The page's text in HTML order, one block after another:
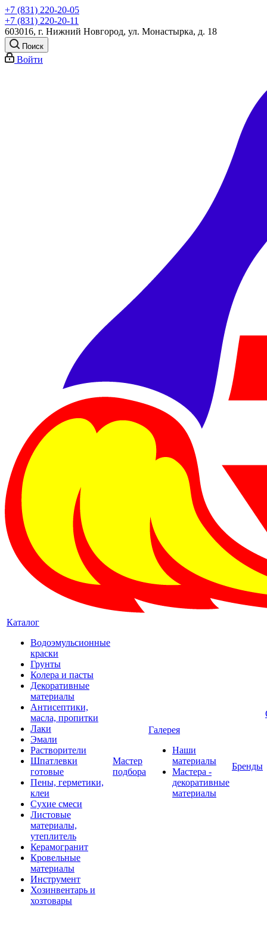
+7 (831) 220-20-05
+7 (831) 220-20-11
603016, г. Нижний Новгород, ул. Монастырка, д. 18
Поиск
Войти
Каталог
Водоэмульсионные
краски
Грунты
Колера и пасты
Декоративные
материалы
Антисептики,
масла, пропитки
Лаки
Эмали
Растворители
Шпатлевки
готовые
Пены, герметики,
клеи
Сухие смеси
Листовые
материалы,
утеплитель
Керамогранит
Кровельные
материалы
Инструмент
Хозинвентарь и
хозтовары
Мастер
подбора
Галерея
Наши
материалы
Мастера -
декоративные
материалы
Бренды